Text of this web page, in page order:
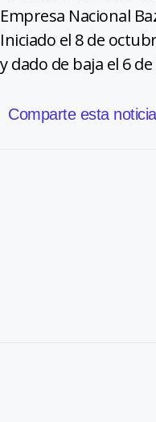
Empresa Nacional
Iniciado el 8 de
y dado de baja el 6
Comparte esta noticia